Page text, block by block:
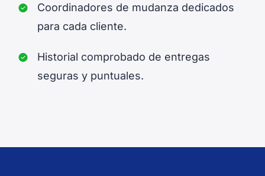
Coordinadores de mudanza dedicados
para cada cliente.
Historial comprobado de entregas
seguras y puntuales.